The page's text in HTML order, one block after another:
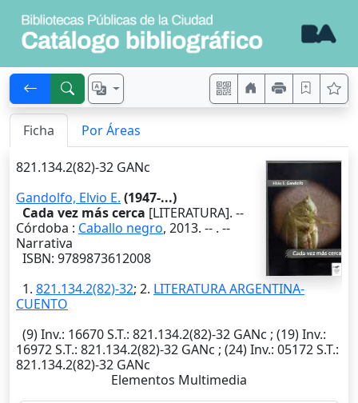
Ficha Por Áreas
821.134.2(82)-32 GANc
Gandolfo, Elvio E. (1947-...)
Cada vez más cerca [LITERATURA]. --
Córdoba : Caballo negro, 2013. -- . --
Narrativa
ISBN: 9789873612008
1. 821.134.2(82)-32; 2. LITERATURA ARGENTINA-
CUENTO
(9)Inv.: 16670S.T.: 821.134.2(82)-32 GANc ; (19)Inv.:
16972S.T.: 821.134.2(82)-32 GANc ; (24)Inv.: 05172S.T.:
821.134.2(82)-32 GANc
Elementos Multimedia